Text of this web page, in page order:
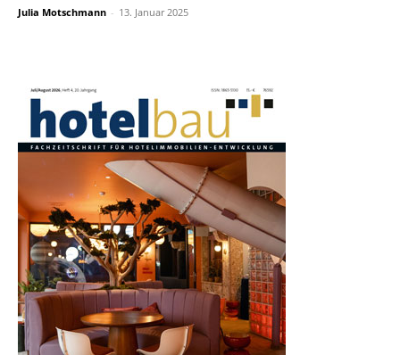
Julia Motschmann - 13. Januar 2025